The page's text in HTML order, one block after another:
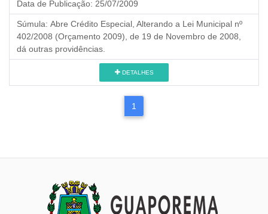
Data de Publicação: 25/07/2009
Súmula: Abre Crédito Especial, Alterando a Lei Municipal nº
402/2008 (Orçamento 2009), de 19 de Novembro de 2008,
dá outras providências.
DETALHES
1